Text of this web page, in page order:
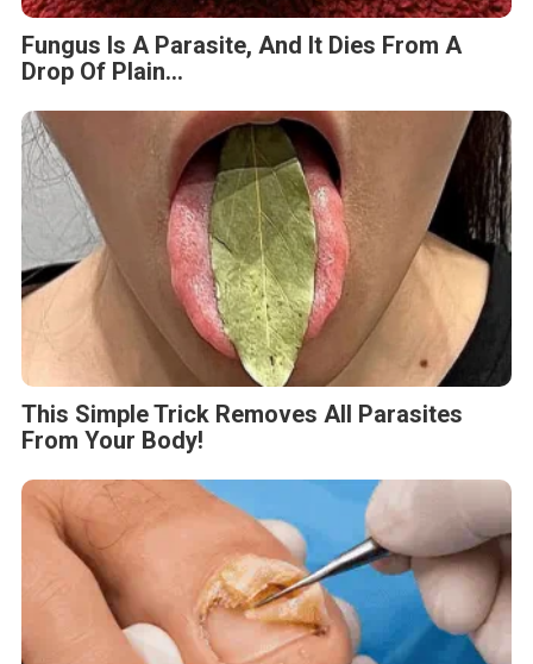
Fungus Is A Parasite, And It Dies From A
Drop Of Plain...
This Simple Trick Removes All Parasites
From Your Body!